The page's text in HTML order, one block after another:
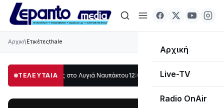
Αρχική
Live-TV
Radio OnAir
ΑρχικήΕτικέτεςthale
ΤΕΛΕΥΤΑΙΑ
μέρος στο Λυγιά Ναυπάκτου12:08 Σε τροχιά υλοποίησης η Παράκαμψη